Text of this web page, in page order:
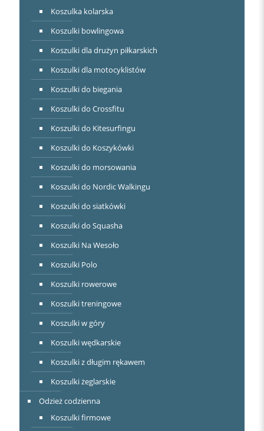
Koszulka kolarska
Koszulki bowlingowa
Koszulki dla drużyn piłkarskich
Koszulki dla motocyklistów
Koszulki do biegania
Koszulki do Crossfitu
Koszulki do Kitesurfingu
Koszulki do Koszykówki
Koszulki do morsowania
Koszulki do Nordic Walkingu
Koszulki do siatkówki
Koszulki do Squasha
Koszulki Na Wesoło
Koszulki Polo
Koszulki rowerowe
Koszulki treningowe
Koszulki w góry
Koszulki wędkarskie
Koszulki z długim rękawem
Koszulki żeglarskie
Odzież codzienna
Koszulki firmowe